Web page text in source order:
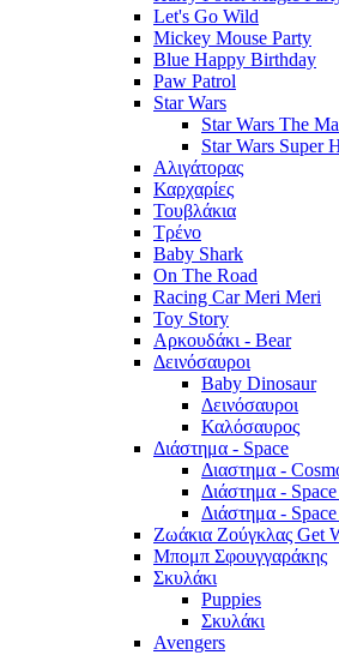
Let's Go Wild
Mickey Mouse Party
Blue Happy Birthday
Paw Patrol
Star Wars
Star Wars The
Star Wars Super
Αλιγάτορας
Καρχαρίες
Τουβλάκια
Τρένο
Baby Shark
On The Road
Racing Car Meri Meri
Toy Story
Αρκουδάκι - Bear
Δεινόσαυροι
Baby Dinosaur
Δεινόσαυροι
Καλόσαυρος
Διάστημα - Space
Διαστημα -
Διάστημα -
Διάστημα -
Ζωάκια Ζούγκλας Get
Μπομπ Σφουγγαράκης
Σκυλάκι
Puppies
Σκυλάκι
Avengers